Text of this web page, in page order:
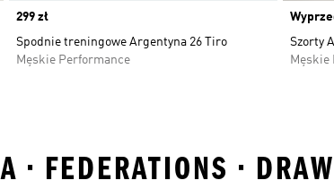
Price
299 zł
Spodnie treningowe Argentyna 26 Tiro
Męskie Performance
Szorty
Męskie
• FEDERATIONS •